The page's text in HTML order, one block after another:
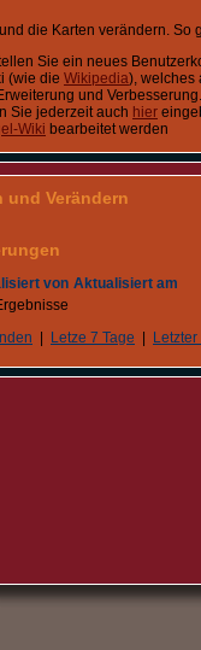
die Karten verändern. So
Sie ein neues
(wie die Wikipedia), welches
und
Sie jederzeit auch hier
Wiki bearbeitet werden
und Verändern
von Aktualisiert am
| Letze 7 Tage |